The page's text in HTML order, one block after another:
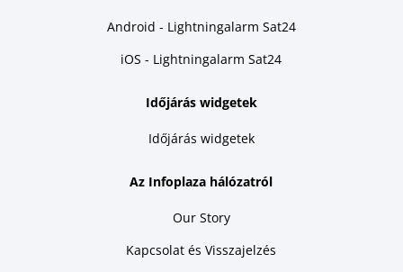
Android - Lightningalarm Sat24
iOS - Lightningalarm Sat24
Időjárás widgetek
Időjárás widgetek
Az Infoplaza hálózatról
Our Story
Kapcsolat és Visszajelzés